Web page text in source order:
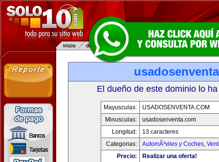
El dueño de este dominio lo
Mayusculas:
USADOSENVENTA.COM
Minusculas:
usadosenventa.com
Longitud:
13 caracteres
Categorias:
AutomÃ³viles y Coches,
Precio:
Realizar una oferta!